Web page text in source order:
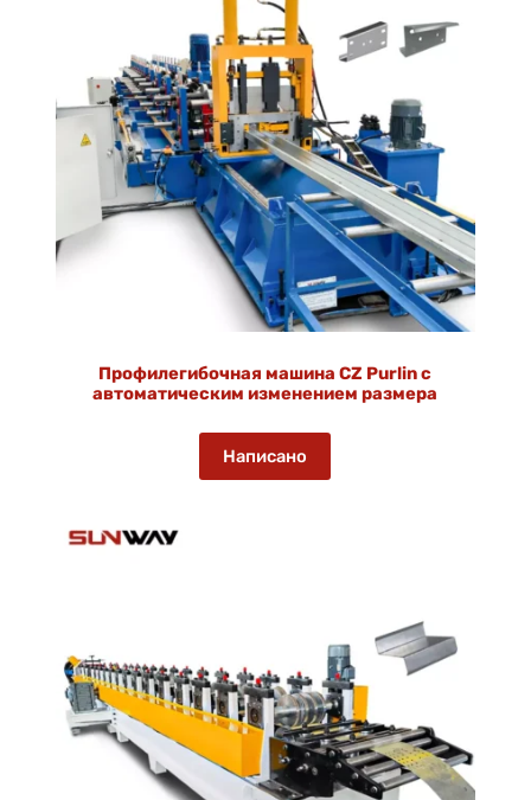
Профилегибочная машина CZ Purlin с
автоматическим изменением размера
Написано